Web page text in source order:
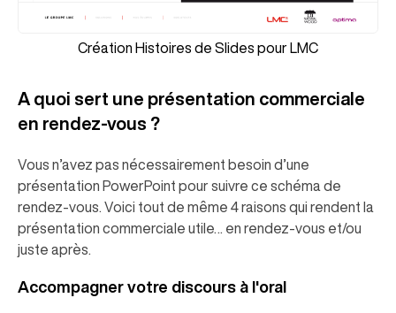
Création Histoires de Slides pour LMC
A quoi sert une présentation commerciale
en rendez-vous ?
Vous n’avez pas nécessairement besoin d’une
présentation PowerPoint pour suivre ce schéma de
rendez-vous. Voici tout de même 4 raisons qui rendent la
présentation commerciale utile… en rendez-vous et/ou
juste après.
Accompagner votre discours à l'oral